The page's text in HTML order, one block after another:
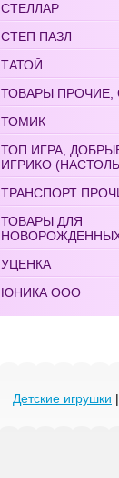
СТЕЛЛАР
СТЕП ПАЗЛ
ТАТОЙ
ТОВАРЫ ПРОЧИЕ,
ТОМИК
ТОП ИГРА,
ИГРИКО
ТРАНСПОРТ
ТОВАРЫ ДЛЯ
УЦЕНКА
ЮНИКА ООО
Детские игрушки |